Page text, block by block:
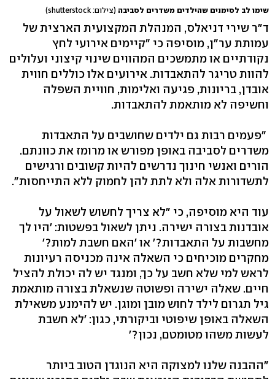
שימו לב לסימנים שהילדים משדרים לסביבה (צילום: shutterstock)
ד"ר שירי דניאלס, המנהלת המקצועית הארצית של
עמותת ער"ן, מוסיפה כי "קיימים אירועי לחץ
נקודתיים או מתמשכים המהווים שינוי קיצוני ועלולים
להוות טריגר להתאבדות. אירועים אלו כוללים חווית
אובדן, בריונות, פגיעה ואלימות, חוויית השפלה
וחשיפה לא מותאמת להתאבדות.
"פעמים רבות גם ילדים שחושבים על התאבדות
משדרים לסביבה באופן מפורש או מרומז את כוונתם.
הורים ואנשי חינוך נדרשים להיות קשובים ורגישים
לתשדורות אלה ולא לתת להן לחמוק ללא התייחסות".
עוד היא מוסיפה, כי "לא צריך לחשוש לשאול על
אובדנות בצורה ישירה. ניתן לשאול בפשטות: 'היו לך
מחשבות על התאבדות?' או 'האם חשבת למות?'
מחקרים מוכיחים כי השאלה אינה מכניסה רעיונות
לראש למי שלא חשב על כך, ומנגד יש לה יכולת להציל
חיים. שאלה ישירה ופשוטה שנשאלת בצורה מותאמת
גיל תגרום לילד לחוש מובן ומוגן. יש להימנע משאילת
השאלה באופן שיפוטי וביקורתי, כגון: 'לא חשבת
לעשות משהו מטומטם, נכון?'
"ההבנה שלנו למצוקה היא הנוגדן הטוב ביותר